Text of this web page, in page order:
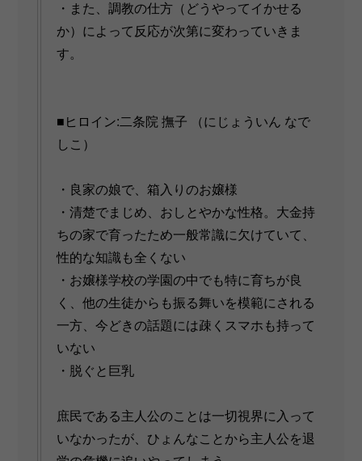
・また、調教の仕方（どうやってイかせる
か）によって反応が次第に変わっていきま
す。
■ヒロイン:二条院 撫子 （にじょういん なで
しこ）
・良家の娘で、箱入りのお嬢様
・清楚でまじめ、おしとやかな性格。大金持
ちの家で育ったため一般常識に欠けていて、
性的な知識も全くない
・お嬢様学校の学園の中でも特に育ちが良
く、他の生徒からも振る舞いを模範にされる
一方、今どきの話題には疎くスマホも持って
いない
・脱ぐと巨乳
庶民である主人公のことは一切視界に入って
いなかったが、ひょんなことから主人公を退